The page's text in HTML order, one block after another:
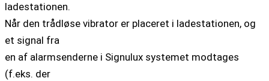
ladestationen.
Når den trådløse vibrator er placeret i ladestationen, og
et signal fra
en af alarmsenderne i Signulux systemet modtages
(f.eks. der